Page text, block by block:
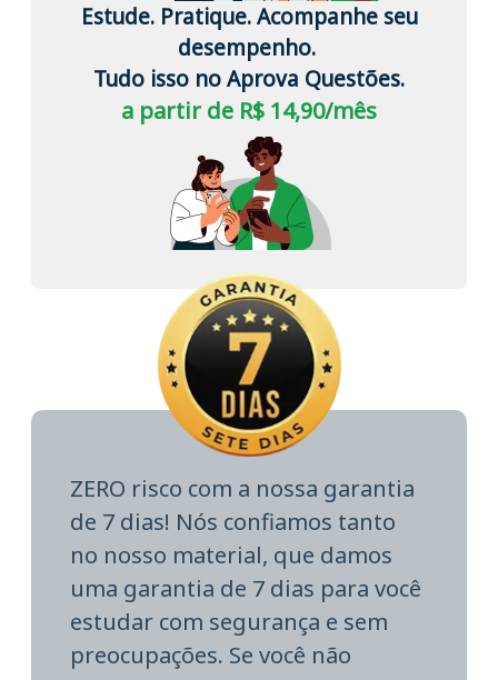
Estude. Pratique. Acompanhe seu
desempenho.
Tudo isso no Aprova Questões.
a partir de R$ 14,90/mês
ZERO risco com a nossa garantia
de 7 dias! Nós confiamos tanto
no nosso material, que damos
uma garantia de 7 dias para você
estudar com segurança e sem
preocupações. Se você não